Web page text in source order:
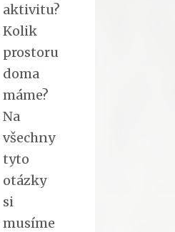
aktivitu?
Kolik
prostoru
doma
máme?
Na
všechny
tyto
otázky
si
musíme